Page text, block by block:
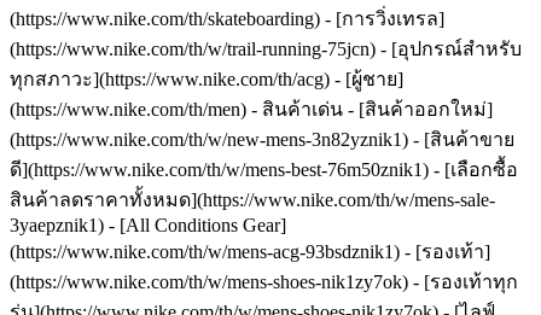
(https://www.nike.com/th/skateboarding) - [การวิ่งเทรล]
(https://www.nike.com/th/w/trail-running-75jcn) - [อุปกรณ์สำหรับ
ทุกสภาวะ](https://www.nike.com/th/acg) - [ผู้ชาย]
(https://www.nike.com/th/men) - สินค้าเด่น - [สินค้าออกใหม่]
(https://www.nike.com/th/w/new-mens-3n82yznik1) - [สินค้าขาย
ดี](https://www.nike.com/th/w/mens-best-76m50znik1) - [เลือกซื้อ
สินค้าลดราคาทั้งหมด](https://www.nike.com/th/w/mens-sale-
3yaepznik1) - [All Conditions Gear]
(https://www.nike.com/th/w/mens-acg-93bsdznik1) - [รองเท้า]
(https://www.nike.com/th/w/mens-shoes-nik1zy7ok) - [รองเท้าทุก